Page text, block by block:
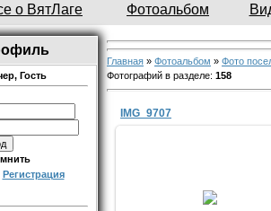
о ВятЛаге Фотоальбом
Гость
Регистрация
Главная » Фотоальбом » Фото
Фотографий в разделе: 158
IMG_9707
Н. Турунью. 2010г. Автор:
Елена